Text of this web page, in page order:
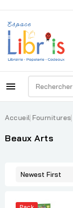

Accueil Fournitures
Beaux Arts
Newest First